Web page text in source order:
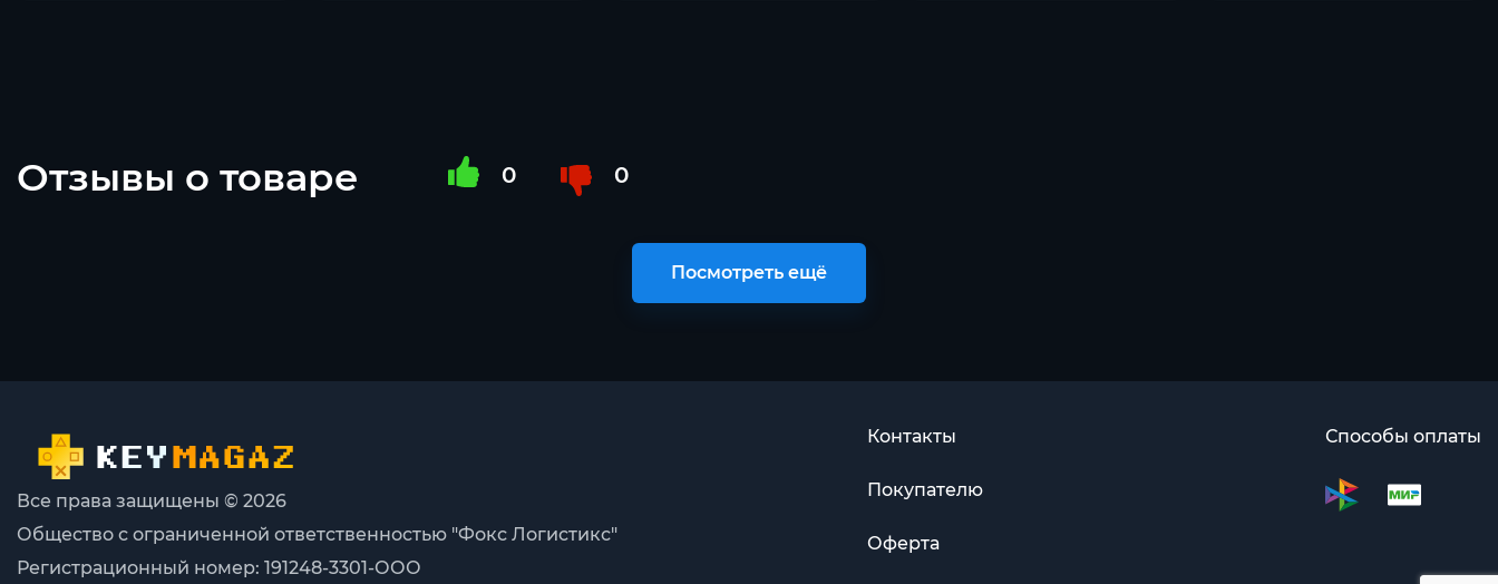
Отзывы о товаре 0 0
Посмотреть ещё
Все права защищены © 2026
Общество с ограниченной ответственностью "Фокс Логистикс"
Регистрационный номер: 191248-3301-ООО
Контакты
Покупателю
Оферта
Способы оплаты